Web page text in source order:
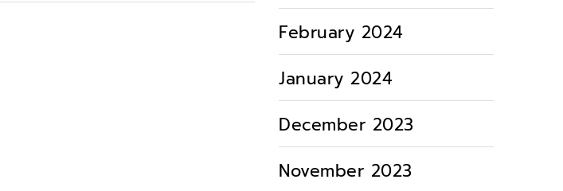
February 2024
January 2024
December 2023
November 2023